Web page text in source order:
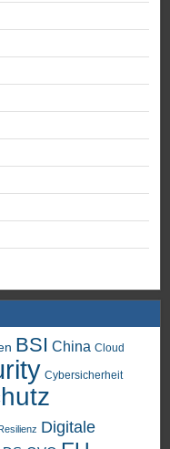
BSI China Cloud
Cybersicherheit
Digitale